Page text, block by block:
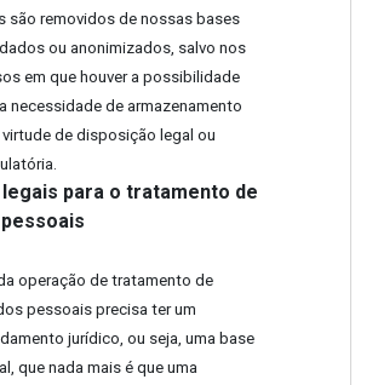
são removidos de nossas bases
ou anonimizados, salvo nos
em que houver a possibilidade
necessidade de armazenamento
virtude de disposição legal ou
legais para o tratamento de
operação de tratamento de
pessoais precisa ter um
jurídico, ou seja, uma base
que nada mais é que uma